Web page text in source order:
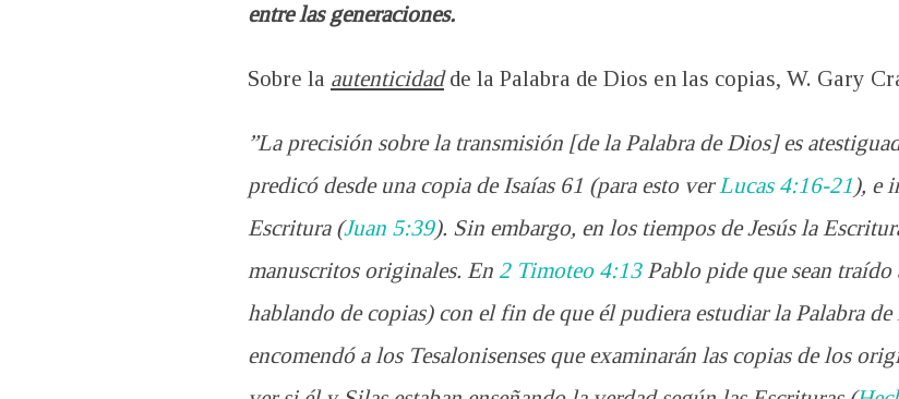
entre las generaciones.
Sobre la autenticidadde la Palabra de Dios en las copias, W. Gary
”La precisión sobre la transmisión [de la Palabra de Dios] es
predicó desde una copia de Isaías 61 (para esto verLucas 4:16-21), e
Escritura (Juan 5:39). Sin embargo, en los tiempos de Jesús la
manuscritos originales. En 2 Timoteo 4:13Pablo pide que sean traído
hablando de copias) con el fin de que él pudiera estudiar la Palabra
encomendó a los Tesalonisenses que examinarán las copias de los